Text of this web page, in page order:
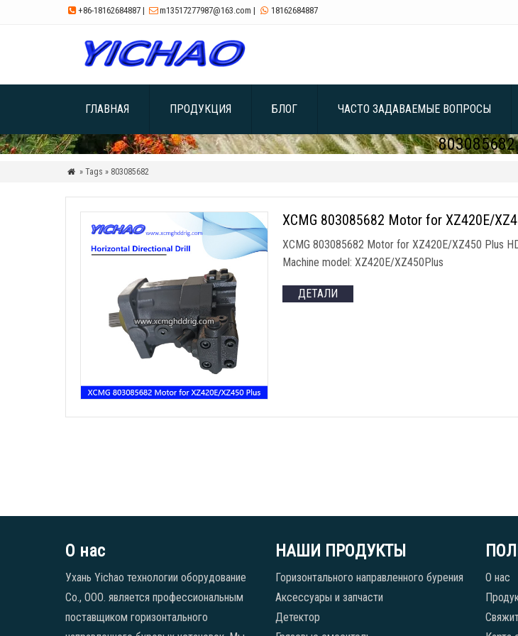
 +86-18162684887 | m13517277987@163.com |  18162684887
ГЛАВНАЯ ПРОДУКЦИЯ БЛОГ ЧАСТО ЗАДАВАЕМЫЕ ВОПРОСЫ
803085682
 » Tags »803085682
XCMG 803085682 Motor for XZ420E/
XCMG 803085682 Motor for XZ420E/XZ450 Plus
Machine model:XZ420E/XZ450Plus
ДЕТАЛИ
О нас
Ухань Yichao технологии оборудование
Co., ООО. является профессиональным
поставщиком горизонтального
НАШИ ПРОДУКТЫ
Горизонтального направленного бурения
Аксессуары и запчасти
Детектор
О нас